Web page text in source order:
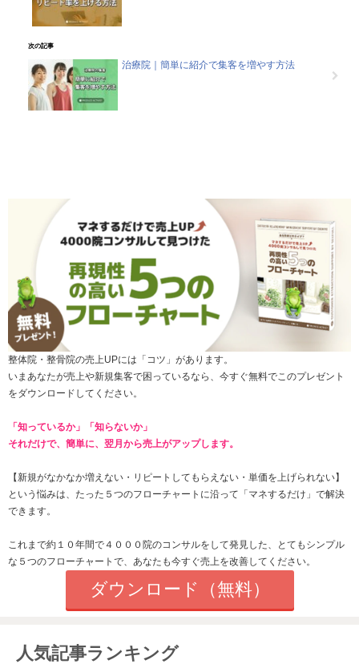
次の記事
治療院｜簡単に紹介で集客を増やす方法
整体院・整骨院の売上UPには「コツ」があります。
いまあなたが売上や新規集客で困っているなら、今すぐ無料でこのプレゼント
をダウンロードしてください。
「知っているか」「知らないか」
それだけで、簡単に、翌月から売上がアップします。
【新規がなかなか増えない・ リピートしてもらえない ・単価を上げられない】
という悩みは、たった ５つのフローチャートに沿って「マネするだけ」で解決
できます。
これまで約１０年間で４０００院のコンサルをして発見した、とてもシンプル
な５つのフローチャートで、あなたも今すぐ売上を改善してください。
ダウンロード（無料）
人気記事ランキング